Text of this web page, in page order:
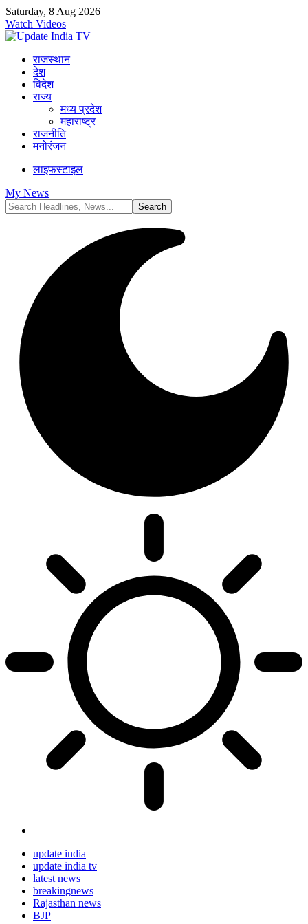
Saturday, 8 Aug 2026
Watch Videos
राजस्थान
देश
विदेश
राज्य
मध्य प्रदेश
महाराष्ट्र
राजनीति
मनोरंजन
लाइफस्टाइल
My News
update india
update india tv
latest news
breakingnews
Rajasthan news
BJP